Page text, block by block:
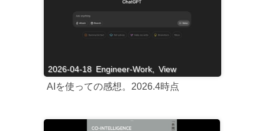
2026-04-18 Engineer-Work, View
AIを使っての感想。2026.4時点